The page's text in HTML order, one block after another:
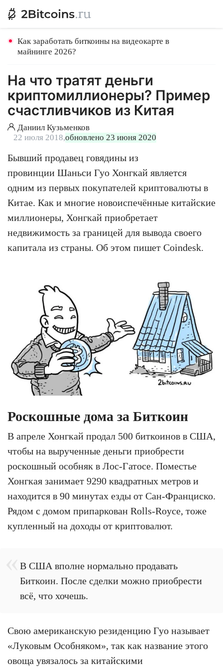
Как заработать биткоины на видеокарте в
майнинге 2026?
На что тратят деньги
криптомиллионеры? Пример
счастливчиков из Китая
Даниил Кузьменков
22 июля 2018,обновлено 23 июня 2020
Бывший продавец говядины из
провинции Шаньси Гуо Хонгкай является
одним из первых покупателей криптовалюты в
Китае. Как и многие новоиспечённые китайские
миллионеры, Хонгкай приобретает
недвижимость за границей для вывода своего
капитала из страны. Об этом пишет Coindesk.
Роскошные дома за Биткоин
В апреле Хонгкай продал 500 биткоинов в США,
чтобы на вырученные деньги приобрести
роскошный особняк в Лос-Гатосе. Поместье
Хонгкая занимает 9290 квадратных метров и
находится в 90 минутах езды от Сан-Франциско.
Рядом с домом припаркован Rolls-Royce, тоже
купленный на доходы от криптовалют.
В США вполне нормально продавать
Биткоин. После сделки можно приобрести
всё, что хочешь.
Свою американскую резиденцию Гуо называет
«Луковым Особняком», так как название этого
овоща увязалось за китайскими